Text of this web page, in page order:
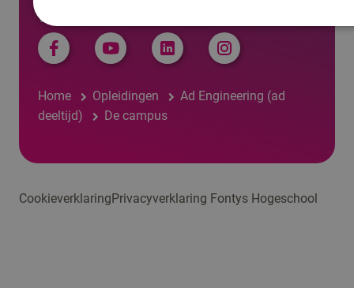
Volg ons op social media
Home Opleidingen
Ad Engineering (ad
deeltijd)
De campus
CookieverklaringPrivacyverklaring Fontys Hogeschool